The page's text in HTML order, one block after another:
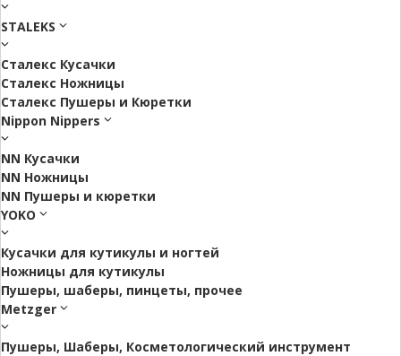
STALEKS
Сталекс Кусачки
Сталекс Ножницы
Сталекс Пушеры и Кюретки
Nippon Nippers
NN Кусачки
NN Ножницы
NN Пушеры и кюретки
YOKO
Кусачки для кутикулы и ногтей
Ножницы для кутикулы
Пушеры, шаберы, пинцеты, прочее
Metzger
Пушеры, Шаберы, Косметологический инструмент